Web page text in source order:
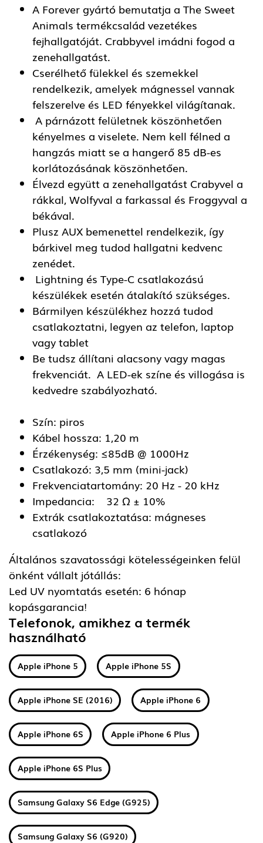
A Forever gyártó bemutatja a The Sweet
Animals termékcsalád vezetékes
fejhallgatóját. Crabbyvel imádni fogod a
zenehallgatást.
Cserélhető fülekkel és szemekkel
rendelkezik, amelyek mágnessel vannak
felszerelve és LED fényekkel világítanak.
A párnázott felületnek köszönhetően
kényelmes a viselete. Nem kell félned a
hangzás miatt se a hangerő 85 dB-es
korlátozásának köszönhetően.
Élvezd együtt a zenehallgatást Crabyvel a
rákkal, Wolfyval a farkassal és Froggyval a
békával.
Plusz AUX bemenettel rendelkezik, így
bárkivel meg tudod hallgatni kedvenc
zenédet.
Lightning és Type-C csatlakozású
készülékek esetén átalakító szükséges.
Bármilyen készülékhez hozzá tudod
csatlakoztatni, legyen az telefon, laptop
vagy tablet
Be tudsz állítani alacsony vagy magas
frekvenciát. A LED-ek színe és villogása is
kedvedre szabályozható.
Szín: piros
Kábel hossza: 1,20 m
Érzékenység: ≤85dB @ 1000Hz
Csatlakozó: 3,5 mm (mini-jack)
Frekvenciatartomány: 20 Hz - 20 kHz
Impedancia: 32 Ω ± 10%
Extrák csatlakoztatása: mágneses
csatlakozó
Általános szavatossági kötelességeinken felül
önként vállalt jótállás:
Led UV nyomtatás esetén: 6 hónap
kopásgarancia!
Telefonok, amikhez a termék
használható
Apple iPhone 5 Apple iPhone 5S
Apple iPhone SE (2016) Apple iPhone 6
Apple iPhone 6S Apple iPhone 6 Plus
Apple iPhone 6S Plus
Samsung Galaxy S6 Edge (G925)
Samsung Galaxy S6 (G920)